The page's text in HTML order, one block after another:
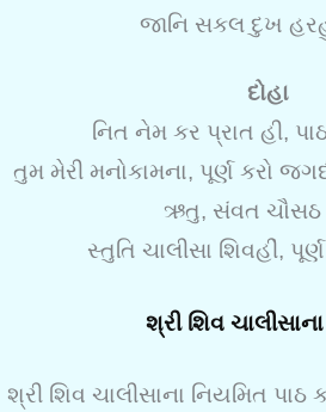
જાનિ સકલ દુખ
દોહા
નિત નેમ કર પ્રાત હી,
તુમ મેરી મનોકામના, પૂર્ણ કરો
ઋતુ, સંવત ચૌસઠ
સ્તુતિ ચાલીસા શિવહીં,
શ્રી શિવ
શ્રી શિવ ચાલીસાના નિયમિત